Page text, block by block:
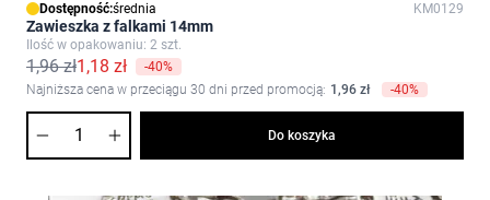
Dostępność:średnia KM0129
Zawieszka z falkami 14mm
Ilość w opakowaniu: 2 szt.
1,96 zł1,18 zł
-40%
Najniższa cena w przeciągu 30 dni przed promocją: 1,96 zł -40%
Do koszyka